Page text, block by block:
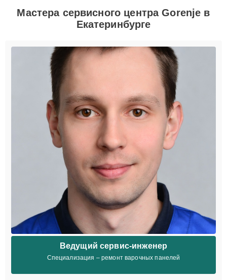
Мастера сервисного центра Gorenje в
Екатеринбурге
Ведущий сервис-инженер
Специализация – ремонт варочных панелей